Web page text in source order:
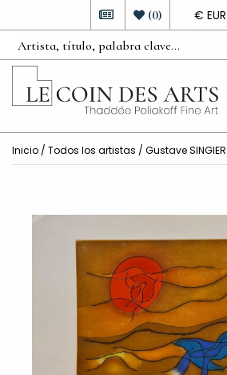
DEVISE
€ EUR
(0)
Inicio / Todos los artistas / Gustave SINGIER